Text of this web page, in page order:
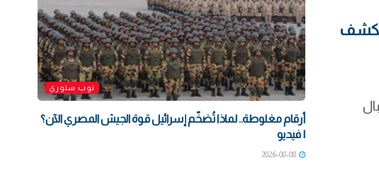
تكشف
توب ستوري
أرقام مغلوطة.. لماذا تُضخّم إسرائيل قوة الجيش المصري الآن؟
| فيديو
2026-08-08